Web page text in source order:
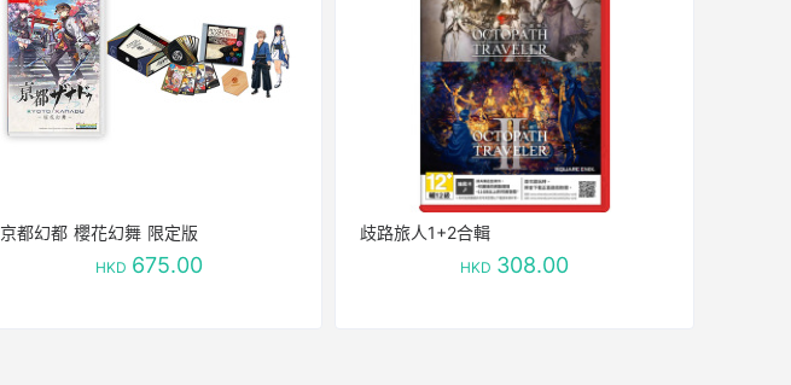
京都幻都 櫻花幻舞 限定版
HKD 675.00
歧路旅人1+2合輯
HKD 308.00